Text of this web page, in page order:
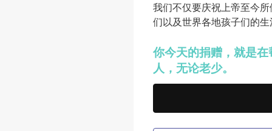
我们不仅要庆祝上帝至今
们以及世界各地孩子们的
你今天的捐赠，就是
人，无论老少。